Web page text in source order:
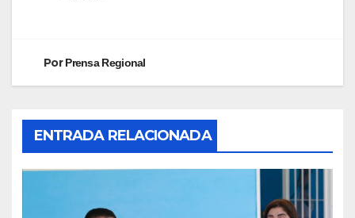
PorPrensa Regional
ENTRADA RELACIONADA